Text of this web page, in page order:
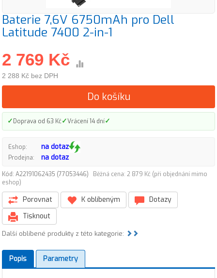
Baterie 7,6V 6750mAh pro Dell
Latitude 7400 2-in-1
2 769 Kč
2 288 Kč bez DPH
Do košíku
✓Doprava od 63 Kč✓Vrácení 14 dní✓
Eshop: na dotaz
Prodejna: na dotaz
Kód: A22191062435 (77053446)
Běžná cena: 2 879 Kč (při objednání mimo
eshop)
Porovnat K oblíbeným
Dotazy
Tisknout
Další oblíbené produkty z této kategorie:
Popis Parametry